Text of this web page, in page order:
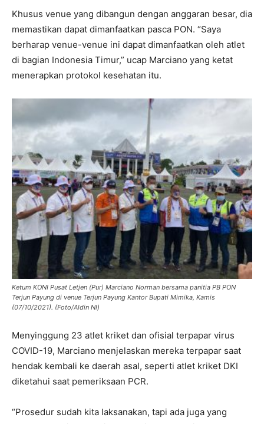
Khusus venue yang dibangun dengan anggaran besar, dia
memastikan dapat dimanfaatkan pasca PON. “Saya
berharap venue-venue ini dapat dimanfaatkan oleh atlet
di bagian Indonesia Timur,” ucap Marciano yang ketat
menerapkan protokol kesehatan itu.
Ketum KONI Pusat Letjen (Pur) Marciano Norman bersama panitia PB PON
Terjun Payung di venue Terjun Payung Kantor Bupati Mimika, Kamis
(07/10/2021). (Foto/Aldin Nl)
Menyinggung 23 atlet kriket dan ofisial terpapar virus
COVID-19, Marciano menjelaskan mereka terpapar saat
hendak kembali ke daerah asal, seperti atlet kriket DKI
diketahui saat pemeriksaan PCR.
“Prosedur sudah kita laksanakan, tapi ada juga yang